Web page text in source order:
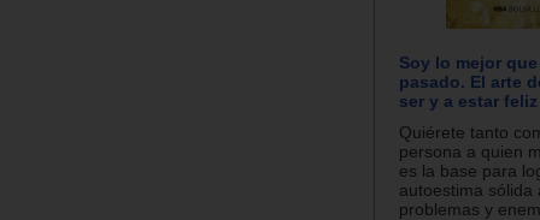
Soy lo mejor
pasado. El arte
ser y a estar feliz
Quiérete tanto
persona a quien
es la base para
autoestima sólida
problemas y